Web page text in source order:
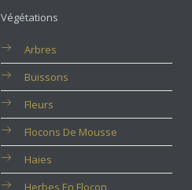
Végétations
Arbres
Buissons
Fleurs
Flocons De Mousse
Haies
Herbes En Flocon